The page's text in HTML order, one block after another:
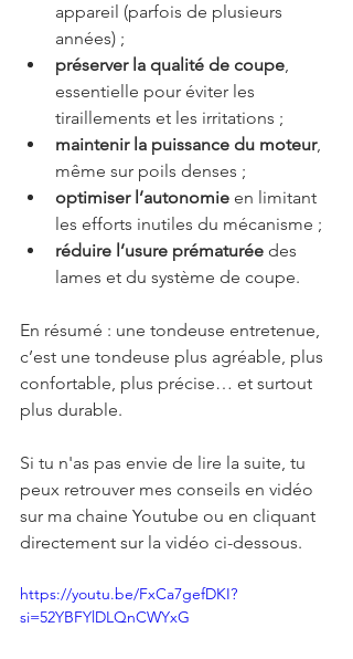
appareil (parfois de plusieurs
années) ;
préserver la qualité de coupe,
essentielle pour éviter les
tiraillements et les irritations ;
maintenir la puissance du moteur,
même sur poils denses ;
optimiser l’autonomie en limitant
les efforts inutiles du mécanisme ;
réduire l’usure prématurée des
lames et du système de coupe.
En résumé : une tondeuse entretenue,
c’est une tondeuse plus agréable, plus
confortable, plus précise… et surtout
plus durable.
Si tu n'as pas envie de lire la suite, tu
peux retrouver mes conseils en vidéo
sur ma chaine Youtube ou en cliquant
directement sur la vidéo ci-dessous.
https://youtu.be/FxCa7gefDKI?
si=52YBFYlDLQnCWYxG